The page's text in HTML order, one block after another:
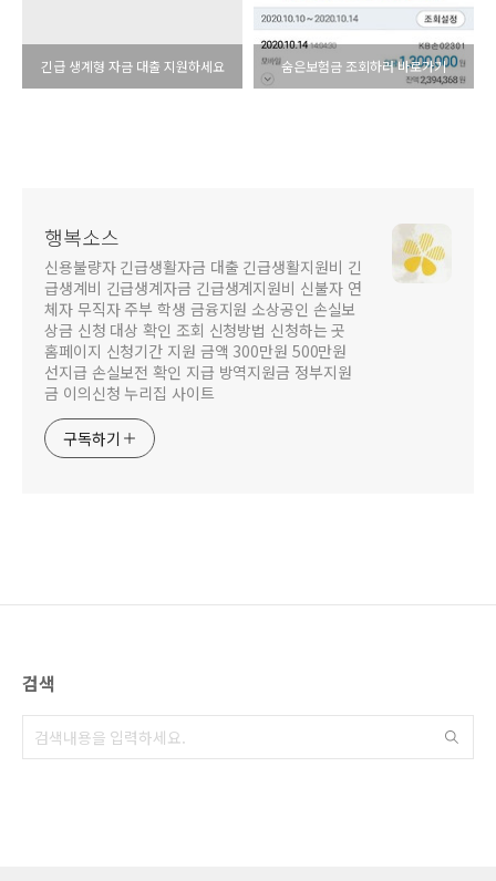
긴급 생계형 자금 대출 지원하세요 숨은보험금 조회하러 바로가기
행복소스
신용불량자 긴급생활자금 대출 긴급생활지원비 긴
급생계비 긴급생계자금 긴급생계지원비 신불자 연
체자 무직자 주부 학생 금융지원 소상공인 손실보
상금 신청 대상 확인 조회 신청방법 신청하는 곳
홈페이지 신청기간 지원 금액 300만원 500만원
선지급 손실보전 확인 지급 방역지원금 정부지원
금 이의신청 누리집 사이트
구독하기
검색